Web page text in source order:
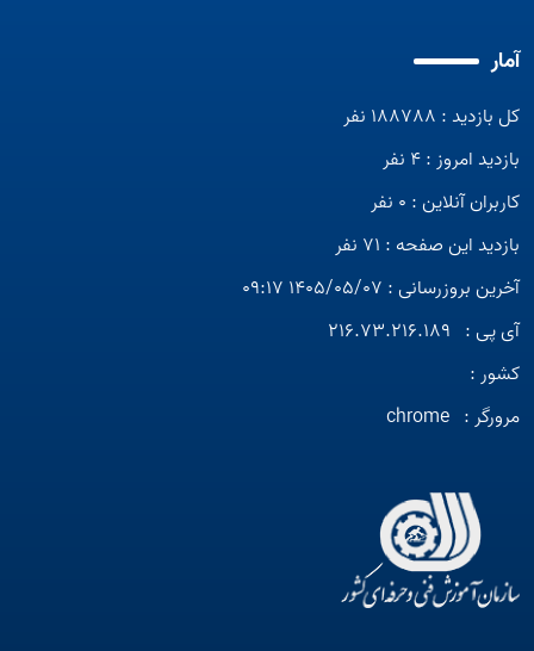
آمار
کل بازدید : 188788 نفر
بازدید امروز : 4 نفر
کاربران آنلاین : 0 نفر
بازدید این صفحه : 71 نفر
آخرین بروزرسانی : 1405/05/07 09:17
آی پی : 216.73.216.189
کشور :
مرورگر : chrome